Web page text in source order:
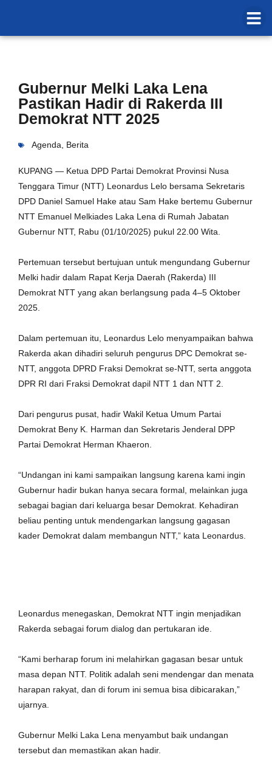
Gubernur Melki Laka Lena
Pastikan Hadir di Rakerda III
Demokrat NTT 2025
Agenda Berita
KUPANG — Ketua DPD Partai Demokrat Provinsi Nusa
Tenggara Timur (NTT) Leonardus Lelo bersama Sekretaris
DPD Daniel Samuel Hake atau Sam Hake bertemu Gubernur
NTT Emanuel Melkiades Laka Lena di Rumah Jabatan
Gubernur NTT, Rabu (01/10/2025) pukul 22.00 Wita.
‎Pertemuan tersebut bertujuan untuk mengundang Gubernur
Melki hadir dalam Rapat Kerja Daerah (Rakerda) III
Demokrat NTT yang akan berlangsung pada 4–5 Oktober
2025.
‎Dalam pertemuan itu, Leonardus Lelo menyampaikan bahwa
Rakerda akan dihadiri seluruh pengurus DPC Demokrat se-
NTT, anggota DPRD Fraksi Demokrat se-NTT, serta anggota
DPR RI dari Fraksi Demokrat dapil NTT 1 dan NTT 2.
‎Dari pengurus pusat, hadir Wakil Ketua Umum Partai
Demokrat Beny K. Harman dan Sekretaris Jenderal DPP
Partai Demokrat Herman Khaeron.
‎“Undangan ini kami sampaikan langsung karena kami ingin
Gubernur hadir bukan hanya secara formal, melainkan juga
sebagai bagian dari keluarga besar Demokrat. Kehadiran
beliau penting untuk mendengarkan langsung gagasan
kader Demokrat dalam membangun NTT,” kata Leonardus.
‎Leonardus menegaskan, Demokrat NTT ingin menjadikan
Rakerda sebagai forum dialog dan pertukaran ide.
‎“Kami berharap forum ini melahirkan gagasan besar untuk
masa depan NTT. Politik adalah seni mendengar dan menata
harapan rakyat, dan di forum ini semua bisa dibicarakan,”
ujarnya.
‎Gubernur Melki Laka Lena menyambut baik undangan
tersebut dan memastikan akan hadir.